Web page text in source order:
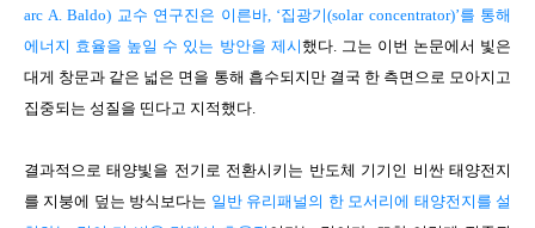
arc A. Baldo) 교수 연구진은 이른바, ‘집광기(solar concentrator)’를 통해
에너지 효율을 높일 수 있는 방안을 제시했다. 그는 이번 논문에서 빛은
대게 창문과 같은 넓은 면을 통해 흡수되지만 결국 한 측면으로 모아지고
집중되는 성질을 띤다고 지적했다.
결과적으로 태양빛을 전기로 전환시키는 반도체 기기인 비싼 태양전지
를 지붕에 덮는 방식보다는 일반 유리패널의 한 모서리에 태양전지를 설